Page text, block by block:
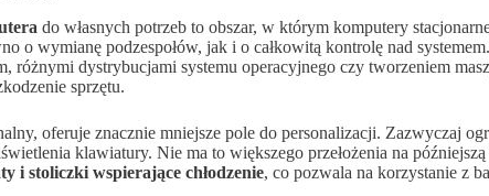
do własnych potrzeb to obszar, w którym komputery
o wymianę podzespołów, jak i o całkowitą kontrolę nad
różnymi dystrybucjami systemu operacyjnego czy tworzeniem
sprzętu.
oferuje znacznie mniejsze pole do personalizacji. Zazwyczaj
klawiatury. Nie ma to większego przełożenia na późniejszą
i stoliczki wspierające chłodzenie, co pozwala na korzystanie z